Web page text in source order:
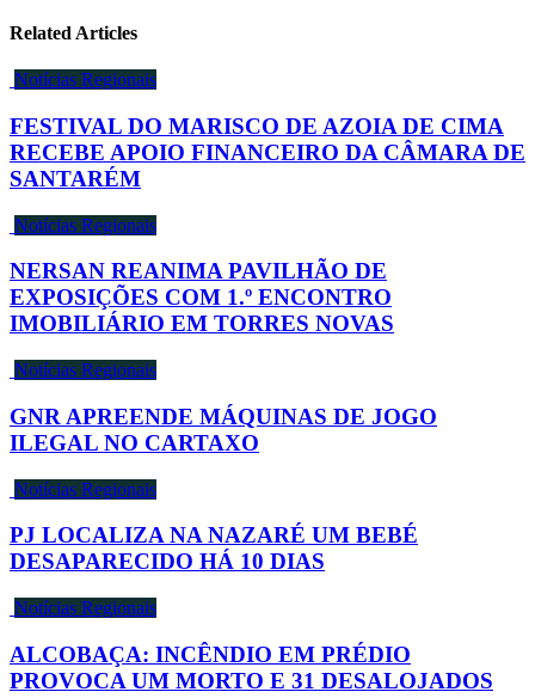
Related Articles
Notícias Regionais
FESTIVAL DO MARISCO DE AZOIA DE CIMA
RECEBE APOIO FINANCEIRO DA CÂMARA DE
SANTARÉM
Notícias Regionais
NERSAN REANIMA PAVILHÃO DE
EXPOSIÇÕES COM 1.º ENCONTRO
IMOBILIÁRIO EM TORRES NOVAS
Notícias Regionais
GNR APREENDE MÁQUINAS DE JOGO
ILEGAL NO CARTAXO
Notícias Regionais
PJ LOCALIZA NA NAZARÉ UM BEBÉ
DESAPARECIDO HÁ 10 DIAS
Notícias Regionais
ALCOBAÇA: INCÊNDIO EM PRÉDIO
PROVOCA UM MORTO E 31 DESALOJADOS